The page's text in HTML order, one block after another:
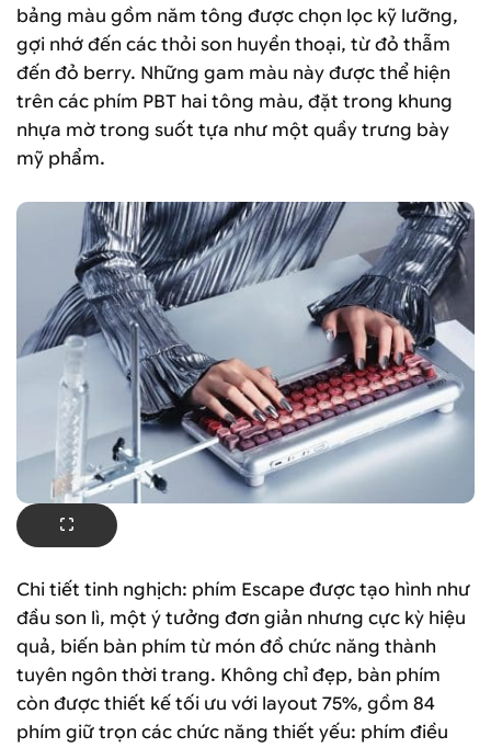
bảng màu gồm năm tông được chọn lọc kỹ lưỡng,
gợi nhớ đến các thỏi son huyền thoại, từ đỏ thẫm
đến đỏ berry. Những gam màu này được thể hiện
trên các phím PBT hai tông màu, đặt trong khung
nhựa mờ trong suốt tựa như một quầy trưng bày
mỹ phẩm.
Chi tiết tinh nghịch: phím Escape được tạo hình như
đầu son lì, một ý tưởng đơn giản nhưng cực kỳ hiệu
quả, biến bàn phím từ món đồ chức năng thành
tuyên ngôn thời trang. Không chỉ đẹp, bàn phím
còn được thiết kế tối ưu với layout 75%, gồm 84
phím giữ trọn các chức năng thiết yếu: phím điều